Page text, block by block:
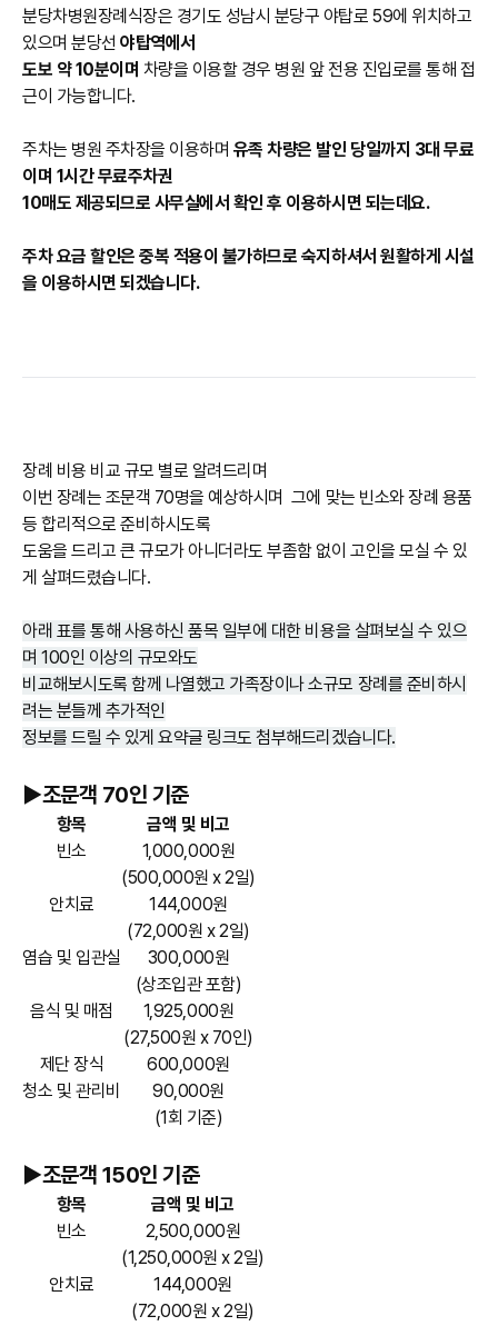
분당차병원장례식장은 경기도 성남시 분당구 야탑로 59에 위치하고
있으며 분당선야탑역에서
도보 약 10분이며 차량을 이용할 경우 병원 앞 전용 진입로를 통해 접
근이 가능합니다.
주차는 병원 주차장을 이용하며 유족 차량은 발인 당일까지 3대 무료
이며 1시간 무료주차권
10매도 제공되므로 사무실에서 확인 후 이용하시면 되는데요.
주차 요금 할인은 중복 적용이 불가하므로 숙지하셔서 원활하게 시설
을 이용하시면 되겠습니다.
장례 비용 비교 규모 별로 알려드리며
이번 장례는 조문객 70명을 예상하시며 그에 맞는 빈소와 장례 용품
등 합리적으로 준비하시도록
도움을 드리고 큰 규모가 아니더라도 부좀함 없이 고인을 모실 수 있
게 살펴드렸습니다.
아래 표를 통해 사용하신 품목 일부에 대한 비용을 살펴보실 수 있으
며 100인 이상의 규모와도
비교해보시도록 함께 나열했고 가족장이나 소규모 장례를 준비하시
려는 분들께 추가적인
정보를 드릴 수 있게 요약글 링크도 첨부해드리겠습니다.
►조문객 70인 기준
항목
금액 및 비고
빈소
1,000,000원
(500,000원 x 2일)
안치료
144,000원
(72,000원 x 2일)
염습 및 입관실
300,000원
(상조입관 포함)
음식 및 매점
1,925,000원
(27,500원 x 70인)
제단 장식
600,000원
청소 및 관리비
90,000원
(1회 기준)
►조문객 150인 기준
항목
금액 및 비고
빈소
2,500,000원
(1,250,000원 x 2일)
안치료
144,000원
(72,000원 x 2일)